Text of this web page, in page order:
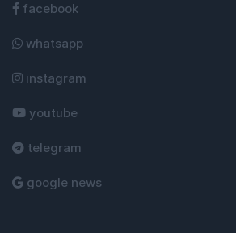
facebook
whatsapp
instagram
youtube
telegram
google news